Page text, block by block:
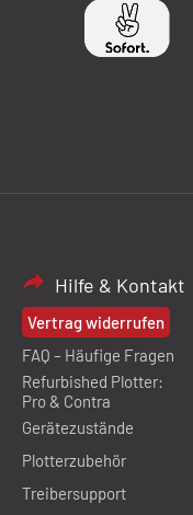
Hilfe & Kontakt
Vertrag widerrufen
FAQ – Häufige Fragen
Refurbished Plotter:
Pro & Contra
Gerätezustände
Plotterzubehör
Treibersupport